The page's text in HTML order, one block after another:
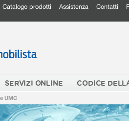
Catalogo prodotti Assistenza Contatti
SERVIZI ONLINE CODICE
UMC